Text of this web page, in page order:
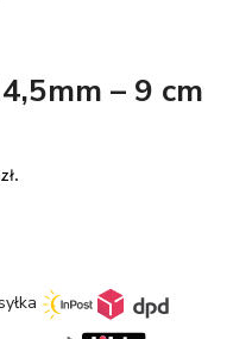
– 9 cm
zł.